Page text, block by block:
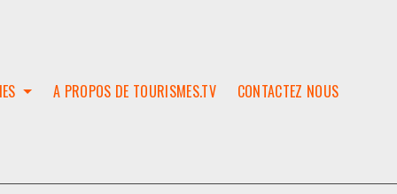
A PROPOS DE TOURISMES.TV CONTACTEZ NOUS